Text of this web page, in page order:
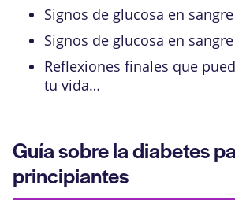
Signos de glucosa en
Signos de glucosa en
Reflexiones finales que
tu vida…
Guía sobre la diabetes
principiantes